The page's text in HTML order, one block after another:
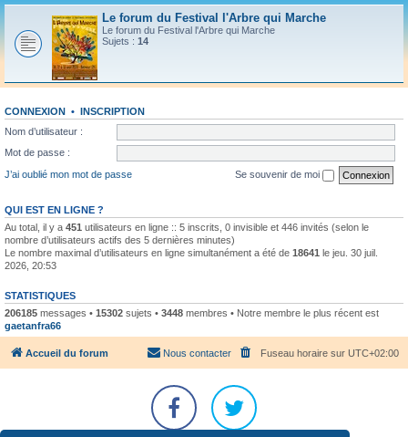
Le forum du Festival l'Arbre qui Marche
Le forum du Festival l'Arbre qui Marche
Sujets : 14
CONNEXION • INSCRIPTION
Nom d’utilisateur :
Mot de passe :
J’ai oublié mon mot de passe
Se souvenir de moi
QUI EST EN LIGNE ?
Au total, il y a 451 utilisateurs en ligne :: 5 inscrits, 0 invisible et 446 invités (selon le
nombre d’utilisateurs actifs des 5 dernières minutes)
Le nombre maximal d’utilisateurs en ligne simultanément a été de 18641 le jeu. 30 juil.
2026, 20:53
STATISTIQUES
206185 messages • 15302 sujets • 3448 membres • Notre membre le plus récent est
gaetanfra66
Accueil du forum Fuseau horaire sur UTC+02:00
Nous contacter